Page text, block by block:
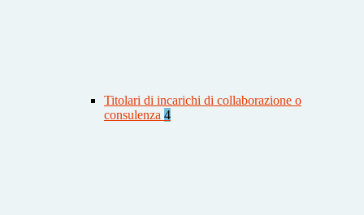
Titolari di incarichi di collaborazione o
consulenza 4